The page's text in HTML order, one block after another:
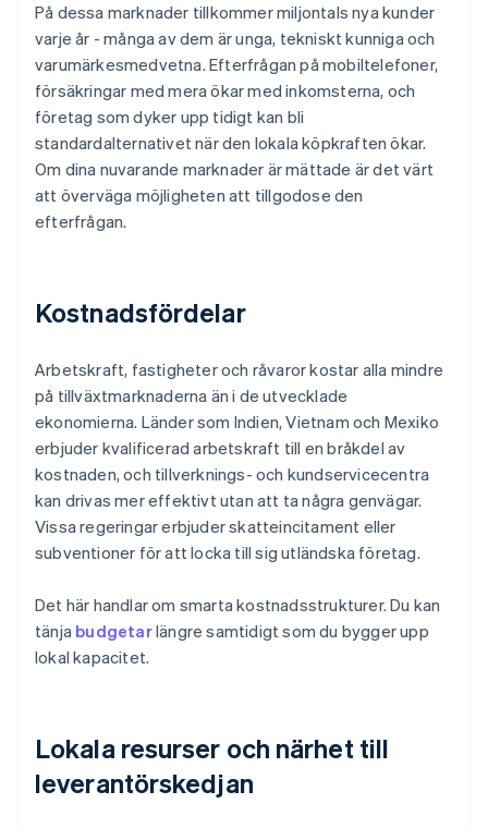
På dessa marknader tillkommer miljontals nya kunder
varje år - många av dem är unga, tekniskt kunniga och
varumärkesmedvetna. Efterfrågan på mobiltelefoner,
försäkringar med mera ökar med inkomsterna, och
företag som dyker upp tidigt kan bli
standardalternativet när den lokala köpkraften ökar.
Om dina nuvarande marknader är mättade är det värt
att överväga möjligheten att tillgodose den
efterfrågan.
Kostnadsfördelar
Arbetskraft, fastigheter och råvaror kostar alla mindre
på tillväxtmarknaderna än i de utvecklade
ekonomierna. Länder som Indien, Vietnam och Mexiko
erbjuder kvalificerad arbetskraft till en bråkdel av
kostnaden, och tillverknings- och kundservicecentra
kan drivas mer effektivt utan att ta några genvägar.
Vissa regeringar erbjuder skatteincitament eller
subventioner för att locka till sig utländska företag.
Det här handlar om smarta kostnadsstrukturer. Du kan
tänja budgetarlängre samtidigt som du bygger upp
lokal kapacitet.
Lokala resurser och närhet till
leverantörskedjan